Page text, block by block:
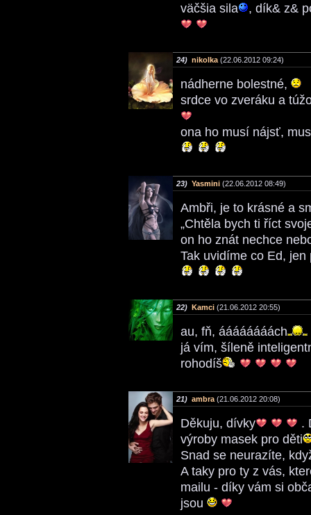
väčšia sila
, dík& z&
24) nikolka (22.06.2012 09:24)
nádherne bolestné,
srdce vo zveráku a
ona ho musí nájsť,
23) Yasmini (22.06.2012 08:49)
Ambři, je to krásné a
„Chtěla bych ti říct
on ho znát nechce
Tak uvidíme co Ed,
22) Kamci (21.06.2012 20:55)
au, fň, áááááááách
já vím, šíleně
rohodíš
21) ambra (21.06.2012 20:08)
Děkuju, dívky
.
výroby masek pro děti
Snad se neurazíte,
A taky pro ty z vás,
mailu - díky vám si
jsou